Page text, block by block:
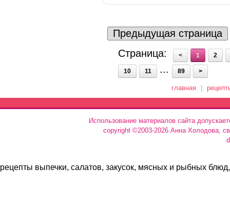
Предыдущая страница
Страница:
< 1 2
10 11 ... 89 >
главная
Использование материалов сайта
copyright ©2003-2026 Анна Холодова,
рецепты выпечки, салатов, закусок, мясных и рыбных